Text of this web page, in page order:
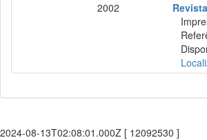
2002
2024-08-13T02:08:01.000Z [ 12092530 ]